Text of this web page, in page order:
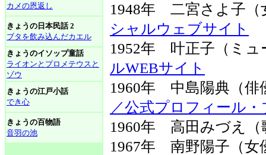
カメの恩返し
きょうの日本民話 2
ブタを飲み込んだカエル
きょうのイソップ童話
ライオンとプロメテウスと
ゾウ
きょうの江戸小話
でき心
きょうの百物語
音羽の池
1948年 二宮さよ
シャルウェブサイト
1952年 叶正子（ミ
ルWEBサイト
1960年 中島陽典
／公式プロフィール
1960年 高田みづえ（
1967年 南野陽子